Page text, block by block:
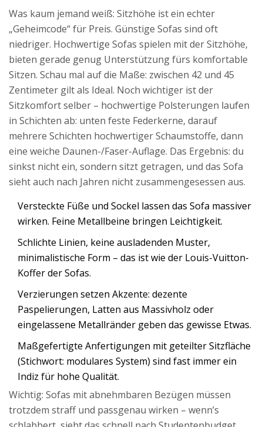
Was kaum jemand weiß: Sitzhöhe ist ein echter
„Geheimcode“ für Preis. Günstige Sofas sind oft
niedriger. Hochwertige Sofas spielen mit der Sitzhöhe,
bieten gerade genug Unterstützung fürs komfortable
Sitzen. Schau mal auf die Maße: zwischen 42 und 45
Zentimeter gilt als Ideal. Noch wichtiger ist der
Sitzkomfort selber – hochwertige Polsterungen laufen
in Schichten ab: unten feste Federkerne, darauf
mehrere Schichten hochwertiger Schaumstoffe, dann
eine weiche Daunen-/Faser-Auflage. Das Ergebnis: du
sinkst nicht ein, sondern sitzt getragen, und das Sofa
sieht auch nach Jahren nicht zusammengesessen aus.
Versteckte Füße und Sockel lassen das Sofa massiver
wirken. Feine Metallbeine bringen Leichtigkeit.
Schlichte Linien, keine ausladenden Muster,
minimalistische Form – das ist wie der Louis-Vuitton-
Koffer der Sofas.
Verzierungen setzen Akzente: dezente
Paspelierungen, Latten aus Massivholz oder
eingelassene Metallränder geben das gewisse Etwas.
Maßgefertigte Anfertigungen mit geteilter Sitzfläche
(Stichwort: modulares System) sind fast immer ein
Indiz für hohe Qualität.
Wichtig: Sofas mit abnehmbaren Bezügen müssen
trotzdem straff und passgenau wirken – wenn’s